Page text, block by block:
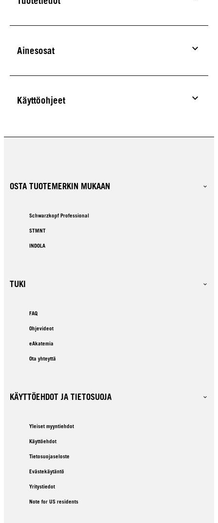
Ainesosat
Käyttöohjeet
OSTA TUOTEMERKIN MUKAAN
Schwarzkopf Professional
STMNT
INDOLA
TUKI
FAQ
Ohjevideot
eAkatemia
Ota yhteyttä
KÄYTTÖEHDOT JA TIETOSUOJA
Yleiset myyntiehdot
Käyttöehdot
Tietosuojaseloste
Evästekäytäntö
Yritystiedot
Note for US residents